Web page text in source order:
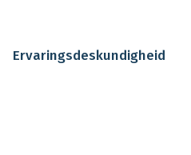
Ervaringsdeskundigheid